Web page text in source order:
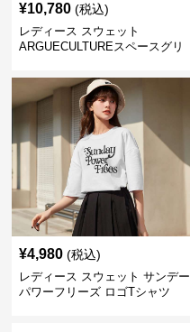
¥10,780 (税込)
レディース スウェット
ARGUECULTUREスペースグリ
¥4,980 (税込)
レディース スウェット サンデー
パワーフリーズ ロゴTシャツ